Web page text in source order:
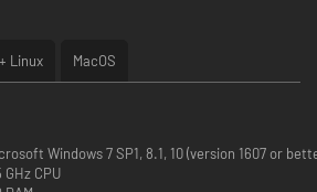
intermedio para llegar a la luz.
esquivar las trampas más maquiavélicas, con
un futuro mejor.
Linux MacOS
Windows 7 SP1, 8.1, 10 (version 1607 or
CPU